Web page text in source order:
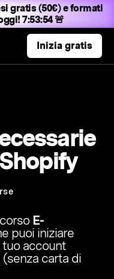
gratis (50€) e formati
7:53:52 🚨
Inizia gratis
E-
puoi iniziare
account
(senza carta di